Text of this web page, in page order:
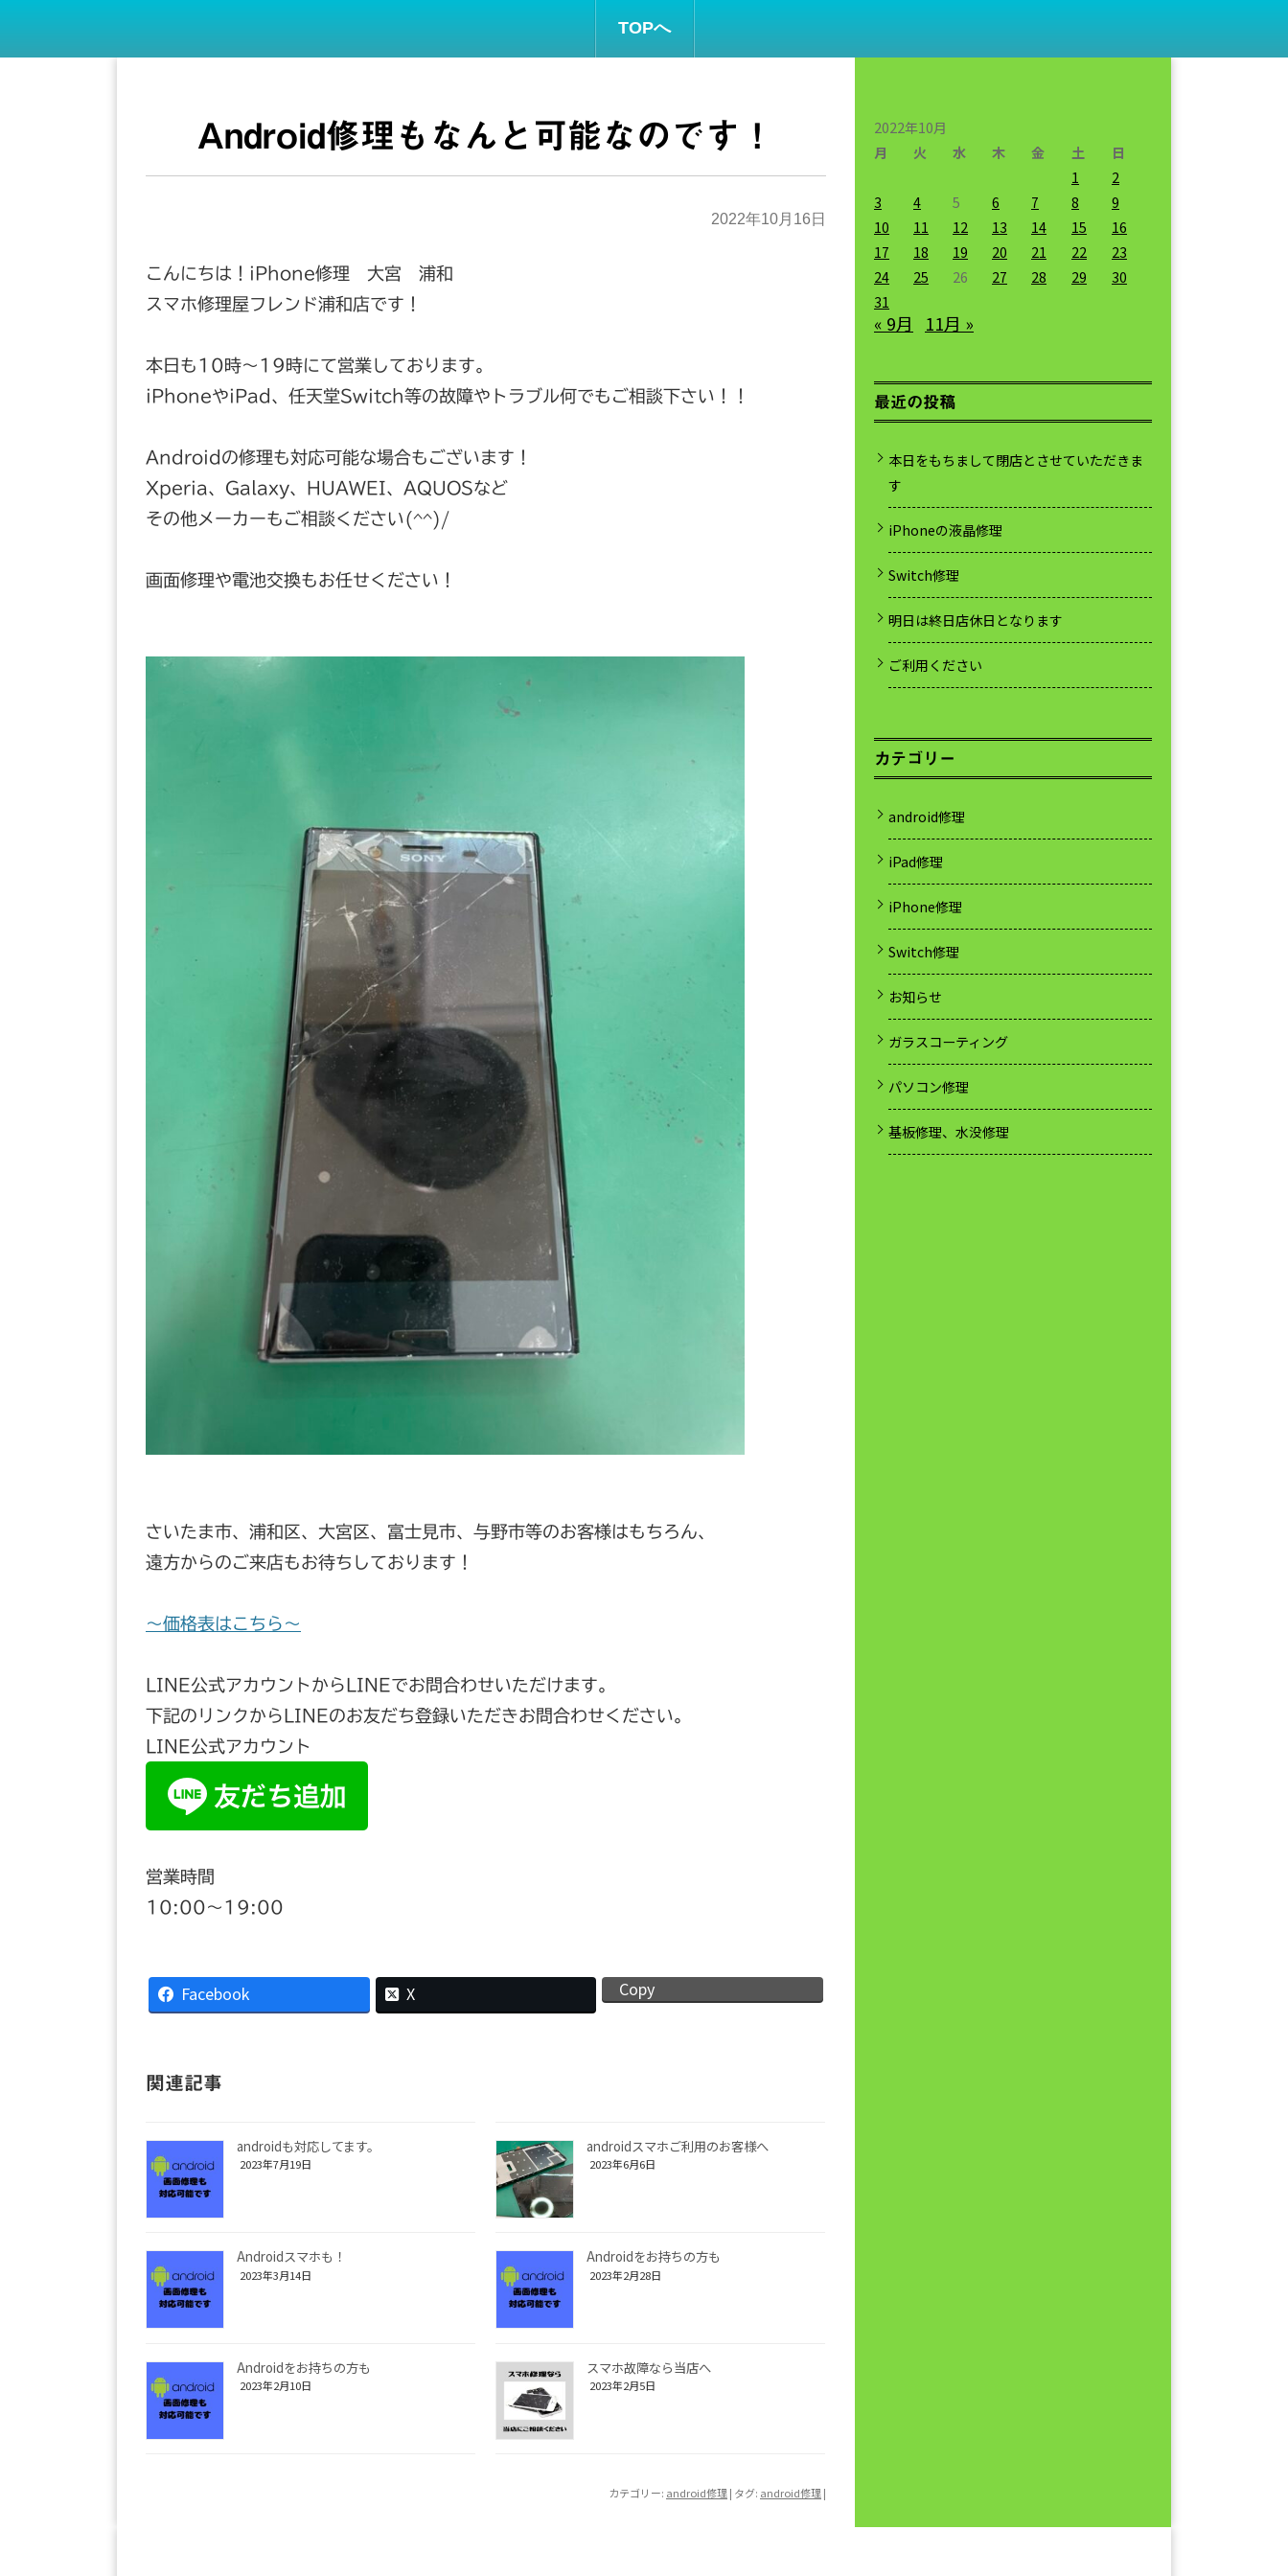
TOPへ
Android修理もなんと可能なのです！
2022年10月16日
こんにちは！iPhone修理 大宮 浦和
スマホ修理屋フレンド浦和店です！
本日も10時～19時にて営業しております。
iPhoneやiPad、任天堂Switch等の故障やトラブル何でもご相談下さい！！
Androidの修理も対応可能な場合もございます！
Xperia、Galaxy、HUAWEI、AQUOSなど
その他メーカーもご相談ください(^^)/
画面修理や電池交換もお任せください！
さいたま市、浦和区、大宮区、富士見市、与野市等のお客様はもちろん、
遠方からのご来店もお待ちしております！
～価格表はこちら～
LINE公式アカウントからLINEでお問合わせいただけます。
下記のリンクからLINEのお友だち登録いただきお問合わせください。
LINE公式アカウント
営業時間
10:00〜19:00
Facebook X Copy
関連記事
androidも対応してます。
2023年7月19日
androidスマホご利用のお客様へ
2023年6月6日
Androidスマホも！
2023年3月14日
Androidをお持ちの方も
2023年2月28日
Androidをお持ちの方も
2023年2月10日
スマホ故障なら当店へ
2023年2月5日
カテゴリー: android修理| タグ: android修理|
2022年10月
月
火 水 木 金 土
日
1
2
3
4 5 6 7 8
9
10
11 12 13 14 15
16
17
18 19 20 21 22
23
24
25 26 27 28 29
30
31
« 9月 11月 »
最近の投稿
本日をもちまして閉店とさせていただきま
す
iPhoneの液晶修理
Switch修理
明日は終日店休日となります
ご利用ください
カテゴリー
android修理
iPad修理
iPhone修理
Switch修理
お知らせ
ガラスコーティング
パソコン修理
基板修理、水没修理